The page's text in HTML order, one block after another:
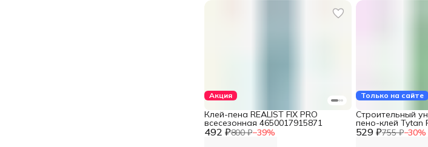
Акция
492 ₽800 ₽−39%
Клей-пена REALIST FIX PRO
всесезонная 4650017915871
Только на сайте
529 ₽755 ₽−30%
Строительный
пено-клей Tytan